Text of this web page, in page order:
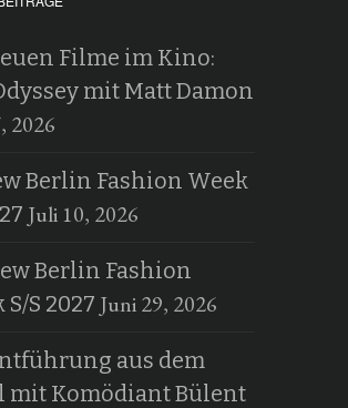
Filme im Kino:
mit Matt Damon
2026
Berlin Fashion Week
Juli 10, 2026
Berlin Fashion
S/S 2027 Juni 29, 2026
aus dem
mit Komödiant Bülent